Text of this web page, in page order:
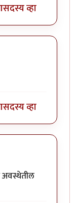
सदस्य व्हा
सदस्य व्हा
अवस्थेतील